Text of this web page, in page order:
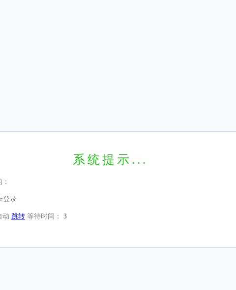
系统提示...
登录
动 跳转 等待时间： 3